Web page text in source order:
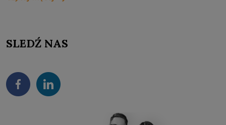
SLEDŹ NAS